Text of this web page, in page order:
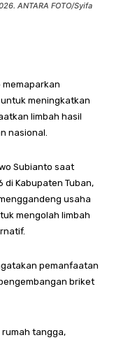
ANTARA FOTO/Syifa
memaparkan
meningkatkan
limbah hasil
nasional.
Subianto saat
Kabupaten Tuban,
usaha
mengolah limbah
pemanfaatan
briket
tangga,